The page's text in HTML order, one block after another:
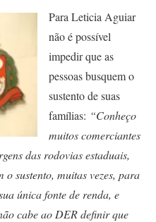
Para Leticia Aguiar
não é possível
impedir que as
pessoas busquem o
sustento de suas
famílias: “Conheço
muitos comerciantes
das rodovias estaduais,
o sustento, muitas vezes, para
única fonte de renda, e
cabe ao DER definir que